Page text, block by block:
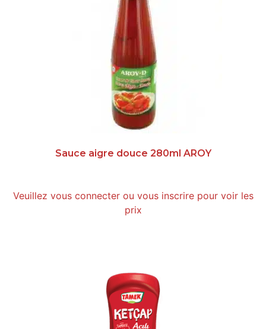
Sauce aigre douce 280ml AROY
Veuillez vous connecter ou vous inscrire pour voir les
prix